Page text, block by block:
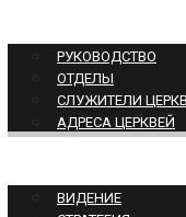
РУКОВОДСТВО
ОТДЕЛЫ
СЛУЖИТЕЛИ
АДРЕСА ЦЕРКВЕЙ
ВИДЕНИЕ